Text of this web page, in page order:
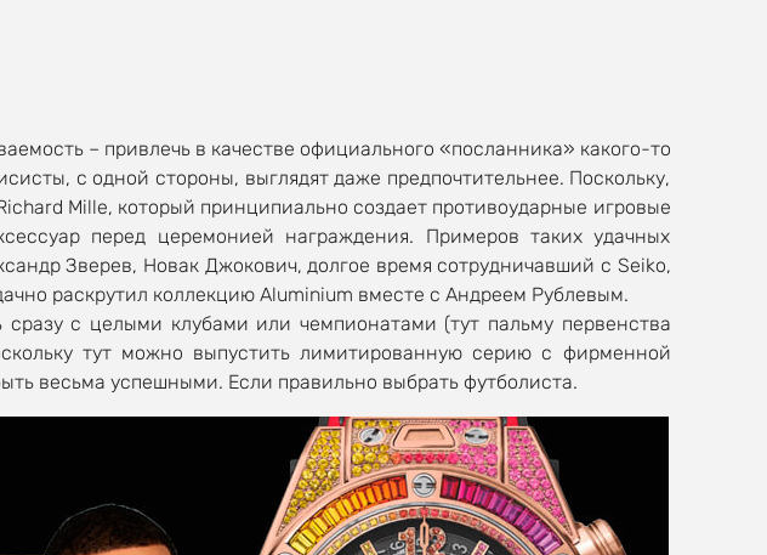
– привлечь в качестве официального «посланника» какого-то
с одной стороны, выглядят даже предпочтительнее. Поскольку,
Mille, который принципиально создает противоударные игровые
перед церемонией награждения. Примеров таких удачных
Зверев, Новак Джокович, долгое время сотрудничавший с Seiko,
раскрутил коллекцию Aluminium вместе с Андреем Рублевым.
с целыми клубами или чемпионатами (тут пальму первенства
тут можно выпустить лимитированную серию с фирменной
весьма успешными. Если правильно выбрать футболиста.